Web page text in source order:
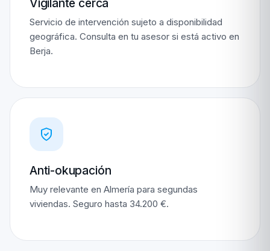
Vigilante cerca
Servicio de intervención sujeto a disponibilidad
geográfica. Consulta en tu asesor si está activo en
Berja.
Anti-okupación
Muy relevante en Almería para segundas
viviendas. Seguro hasta 34.200 €.